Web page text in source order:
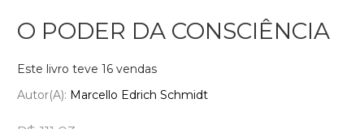
O PODER DA CONSCIÊNCIA
Este livro teve 16 vendas
Autor(a): Marcello Edrich Schmidt